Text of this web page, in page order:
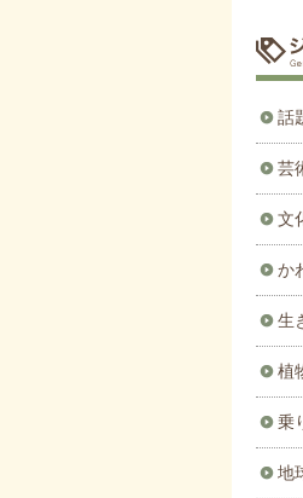
話
芸
文
か
生
植
乗
地